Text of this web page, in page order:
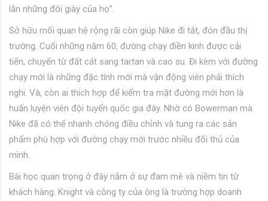
lẫn những đôi giày của họ”.
Sở hữu mối quan hệ rộng rãi còn giúp Nike đi tắt, đón đầu thị
trường. Cuối những năm 60, đường chạy điền kinh được cải
tiến, chuyển từ đất cát sang tartan và cao su. Đi kèm với đường
chạy mới là những đặc tính mới mà vận động viên phải thích
nghi. Và, còn ai thích hợp để kiểm tra mặt đường mới hơn là
huấn luyện viên đội tuyển quốc gia đây. Nhờ có Bowerman mà
Nike đã có thể nhanh chóng điều chỉnh và tung ra các sản
phẩm phù hợp với đường chạy mới trước nhiều đối thủ của
mình.
Bài học quan trọng ở đây nằm ở sự đam mê và niềm tin từ
khách hàng. Knight và công ty của ông là trường hợp doanh